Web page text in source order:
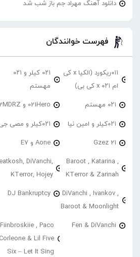
دانلود آهنگ مهراد جم باز شب شد
فهرست خوانندگان
۰۱۱ریکورد (الکیا x کی
ام ۰۲۱ x کی بی)
۰۲۱ کیلر و ۰۲۱
مهستم
۰۲۱ مهستم 021Hero و 2MDRZ
۰۲۱کیلر و امین نیا ۰۲۱کیلر و مصی جی
21 Gzez Aone و E7
Baroot , Katarina ,
KTerror & Zarinah
DiVanchi,
KTerror, Hojey
DiVanchi , Ivankov ,
Baroot & Moonlight
DJ Bankruptcy
Fen & DiVanchi
Fiinbroskiie , Paco
Corleone & Lil Five
Six – Let It Sing